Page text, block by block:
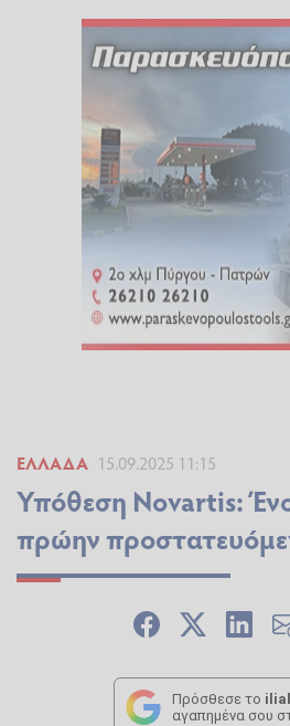
ΕΛΛΆΔΑ 15.09.2025 11:15
Υπόθεση Novartis:
πρώην
Πρόσθεσε το
αγαπημένα σου